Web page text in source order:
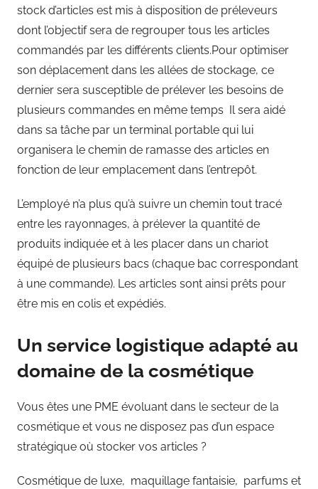
stock d’articles est mis à disposition de préleveurs
dont l’objectif sera de regrouper tous les articles
commandés par les différents clients.Pour optimiser
son déplacement dans les allées de stockage, ce
dernier sera susceptible de prélever les besoins de
plusieurs commandes en même temps Il sera aidé
dans sa tâche par un terminal portable qui lui
organisera le chemin de ramasse des articles en
fonction de leur emplacement dans l’entrepôt.
L’employé n’a plus qu’à suivre un chemin tout tracé
entre les rayonnages, à prélever la quantité de
produits indiquée et à les placer dans un chariot
équipé de plusieurs bacs (chaque bac correspondant
à une commande). Les articles sont ainsi prêts pour
être mis en colis et expédiés.
Un service logistique adapté au
domaine de la cosmétique
Vous êtes une PME évoluant dans le secteur de la
cosmétique et vous ne disposez pas d’un espace
stratégique où stocker vos articles ?
Cosmétique de luxe, maquillage fantaisie, parfums et